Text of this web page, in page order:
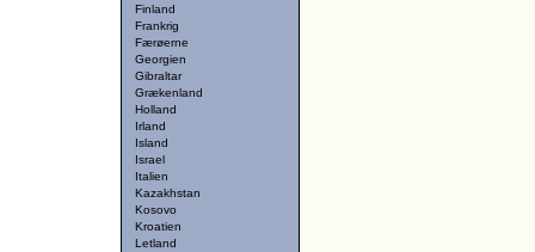
Finland
Frankrig
Færøerne
Georgien
Gibraltar
Grækenland
Holland
Irland
Island
Israel
Italien
Kazakhstan
Kosovo
Kroatien
Letland